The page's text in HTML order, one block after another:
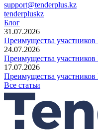
support@tenderplus.kz
tenderpluskz
Блог
31.07.2026
Преимущества
24.07.2026
Преимущества
17.07.2026
Преимущества
Все статьи